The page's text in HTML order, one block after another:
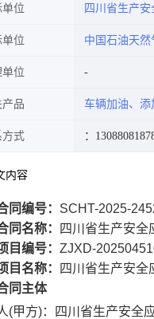
位 四川省生产
单位 中国石油天然
位
品 车辆加油、添
方式 ：
内容
同编号： SCHT-2025-
同名称：
四川省生产安全
目编号： ZJXD-
目名称：
四川省生产安全
同主体
(甲方)：四川省生产安全